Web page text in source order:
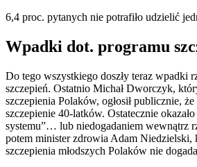
6,4 proc. pytanych nie potrafiło udzielić
Wpadki dot. programu
Do tego wszystkiego doszły teraz wpadki
szczepień. Ostatnio Michał Dworczyk,
szczepienia Polaków, ogłosił publicznie,
szczepienie 40-latków. Ostatecznie okazało
systemu”… lub niedogadaniem wewnątrz
potem minister zdrowia Adam Niedzielski,
szczepienia młodszych Polaków nie